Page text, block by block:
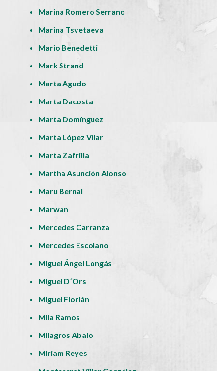
Marina Romero Serrano
Marina Tsvetaeva
Mario Benedetti
Mark Strand
Marta Agudo
Marta Dacosta
Marta Domínguez
Marta López Vilar
Marta Zafrilla
Martha Asunción Alonso
Maru Bernal
Marwan
Mercedes Carranza
Mercedes Escolano
Miguel Ángel Longás
Miguel D´Ors
Miguel Florián
Mila Ramos
Milagros Abalo
Miriam Reyes